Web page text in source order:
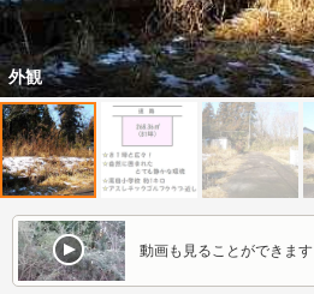
外観
動画も見ることができます